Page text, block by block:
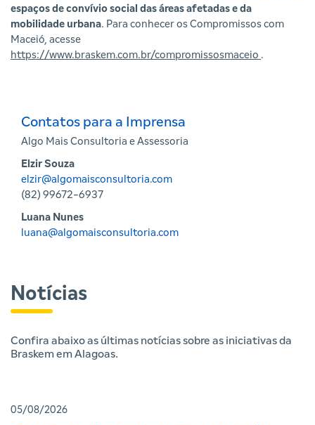
espaços de convívio social das áreas afetadas e da
mobilidade urbana. Para conhecer os Compromissos com
Maceió, acesse
https://www.braskem.com.br/compromissosmaceio .
Contatos para a Imprensa
Algo Mais Consultoria e Assessoria
Elzir Souza
elzir@algomaisconsultoria.com
(82) 99672-6937
Luana Nunes
luana@algomaisconsultoria.com
Notícias
Confira abaixo as últimas notícias sobre as iniciativas da
Braskem em Alagoas.
05/08/2026